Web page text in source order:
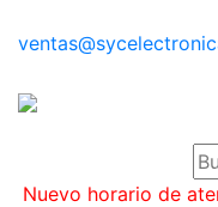
Nuevo horario de